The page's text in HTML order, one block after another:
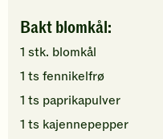
Bakt blomkål:
1 stk. blomkål
1 ts fennikelfrø
1 ts paprikapulver
1 ts kajennepepper